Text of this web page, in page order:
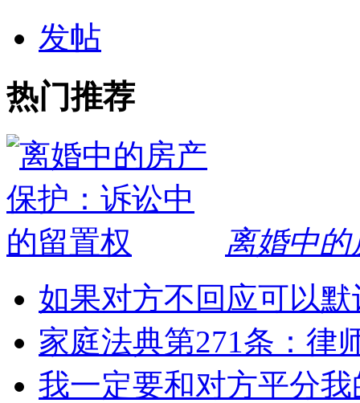
发帖
热门推荐
离婚中
如果对方不回应可以
家庭法典第271条：律
我一定要和对方平分